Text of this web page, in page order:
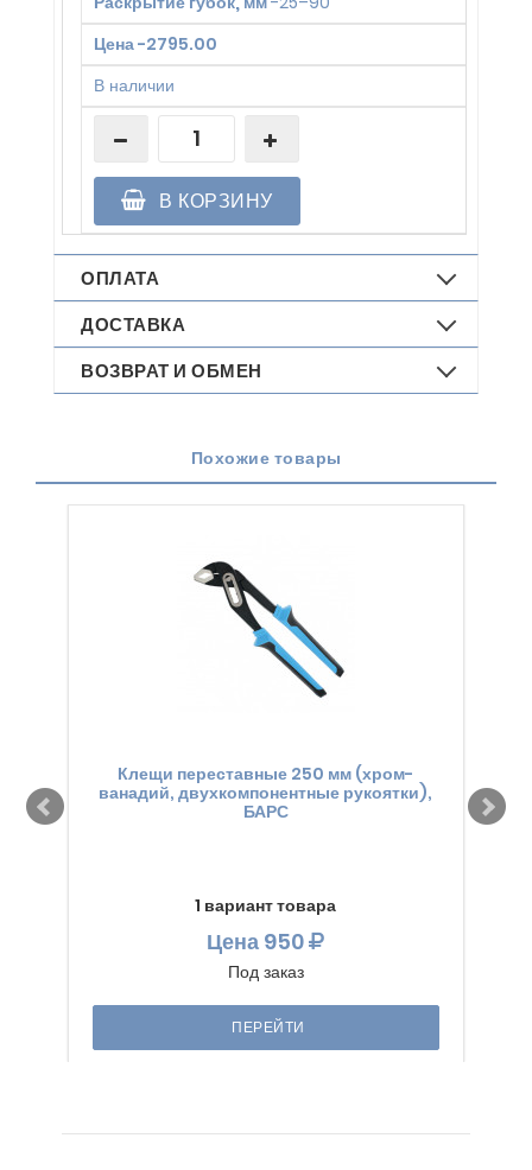
Цена-2795.00
В наличии
В КОРЗИНУ
ОПЛАТА
ДОСТАВКА
ВОЗВРАТ И ОБМЕН
Похожие товары
Клещи переставные 250 мм (хром-
ванадий, двухкомпонентные рукоятки),
БАРС
1 вариант товара
Цена 950
Под заказ
ПЕРЕЙТИ